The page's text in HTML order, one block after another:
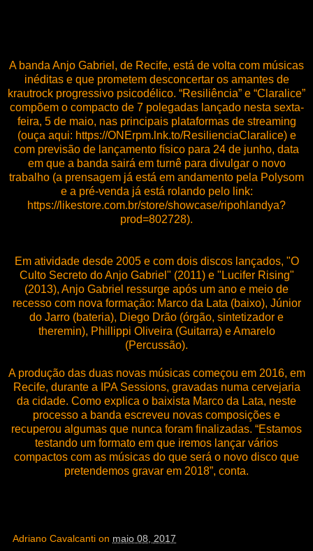
A banda Anjo Gabriel, de Recife, está de volta com músicas
inéditas e que prometem desconcertar os amantes de
krautrock progressivo psicodélico. “Resiliência” e “Claralice”
compõem o compacto de 7 polegadas lançado nesta sexta-
feira, 5 de maio, nas principais plataformas de streaming
(ouça aqui: https://ONErpm.lnk.to/ResilienciaClaralice) e
com previsão de lançamento físico para 24 de junho, data
em que a banda sairá em turnê para divulgar o novo
trabalho (a prensagem já está em andamento pela Polysom
e a pré-venda já está rolando pelo link:
https://likestore.com.br/store/showcase/ripohlandya?
prod=802728).
Em atividade desde 2005 e com dois discos lançados, "O
Culto Secreto do Anjo Gabriel" (2011) e "Lucifer Rising"
(2013), Anjo Gabriel ressurge após um ano e meio de
recesso com nova formação: Marco da Lata (baixo), Júnior
do Jarro (bateria), Diego Drão (órgão, sintetizador e
theremin), Phillippi Oliveira (Guitarra) e Amarelo
(Percussão).
A produção das duas novas músicas começou em 2016, em
Recife, durante a IPA Sessions, gravadas numa cervejaria
da cidade. Como explica o baixista Marco da Lata, neste
processo a banda escreveu novas composições e
recuperou algumas que nunca foram finalizadas. “Estamos
testando um formato em que iremos lançar vários
compactos com as músicas do que será o novo disco que
pretendemos gravar em 2018”, conta.
Adriano Cavalcanti on maio 08, 2017